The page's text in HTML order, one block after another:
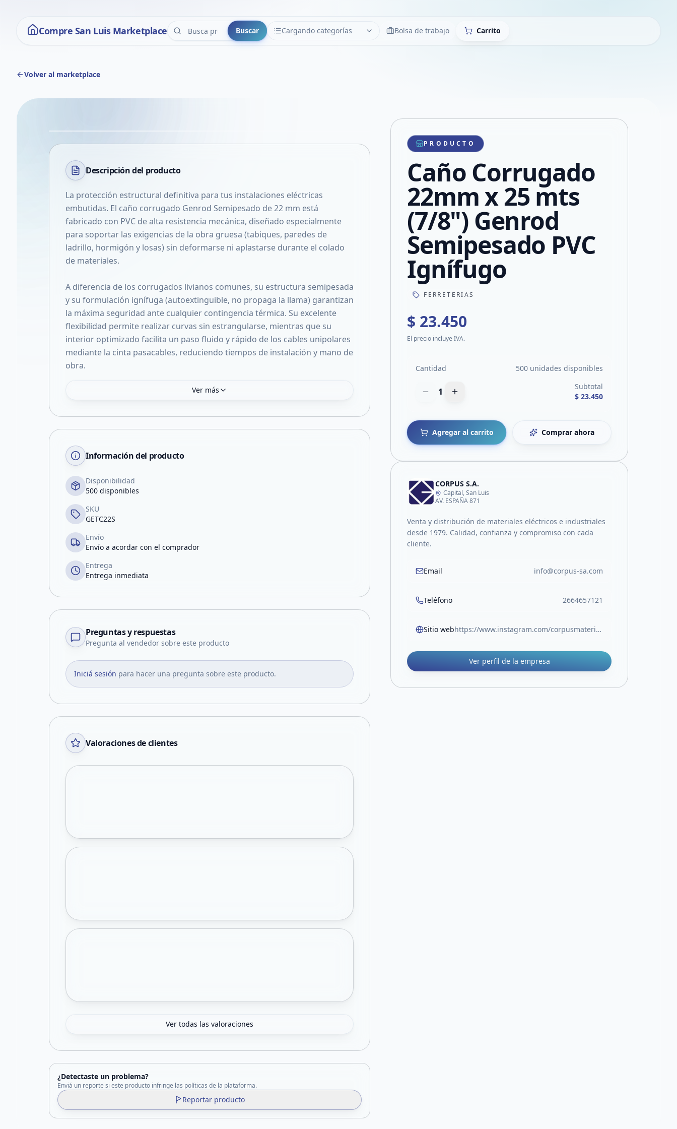
Compre San Luis Marketplace Buscar Cargando categorías
CATEGORÍAS LimpiarBolsa de trabajo Carrito
Volver al marketplace
VER EN PANTALLA COMPLETA
Compartir producto
Compartir por WhatsApp
Compartir por mail
Compartir en Facebook
Descripción del producto
La protección estructural definitiva para tus instalaciones eléctricas
embutidas. El caño corrugado Genrod Semipesado de 22 mm está
fabricado con PVC de alta resistencia mecánica, diseñado especialmente
para soportar las exigencias de la obra gruesa (tabiques, paredes de
ladrillo, hormigón y losas) sin deformarse ni aplastarse durante el colado
de materiales.
A diferencia de los corrugados livianos comunes, su estructura semipesada
y su formulación ignífuga (autoextinguible, no propaga la llama) garantizan
la máxima seguridad ante cualquier contingencia térmica. Su excelente
flexibilidad permite realizar curvas sin estrangularse, mientras que su
interior optimizado facilita un paso fluido y rápido de los cables unipolares
mediante la cinta pasacables, reduciendo tiempos de instalación y mano de
obra.
Ver más
Información del producto
Disponibilidad
500 disponibles
SKU
GETC22S
Envío
Envío a acordar con el comprador
Entrega
Entrega inmediata
Preguntas y respuestas
Pregunta al vendedor sobre este producto
Iniciá sesión para hacer una pregunta sobre este producto.
Valoraciones de clientes
Ver todas las valoraciones
¿Detectaste un problema?
Enviá un reporte si este producto infringe las políticas de la plataforma.
Reportar producto
PRODUCTO
Caño Corrugado
22mm x 25 mts
(7/8") Genrod
Semipesado PVC
Ignífugo
FERRETERIAS
$ 23.450
El precio incluye IVA.
Cantidad 500 unidades disponibles
1
Subtotal
$ 23.450
Agregar al carrito Comprar ahora
CORPUS S.A.
Capital, San Luis
AV. ESPAÑA 871
Venta y distribución de materiales eléctricos e industriales
desde 1979. Calidad, confianza y compromiso con cada
cliente.
Email info@corpus-sa.com
Teléfono 2664657121
Sitio web https://www.instagram.com/corpusmateriales/
Ver perfil de la empresa